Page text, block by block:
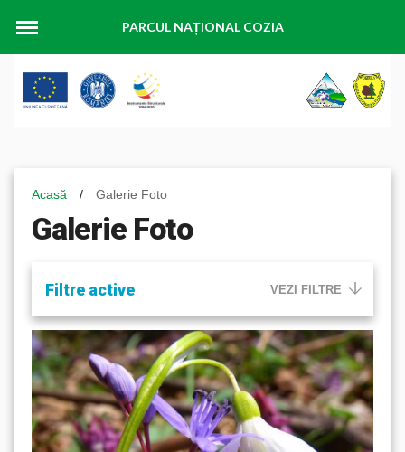
PARCUL NAȚIONAL COZIA
Acasă / Galerie Foto
Galerie Foto
Filtre active VEZI FILTRE